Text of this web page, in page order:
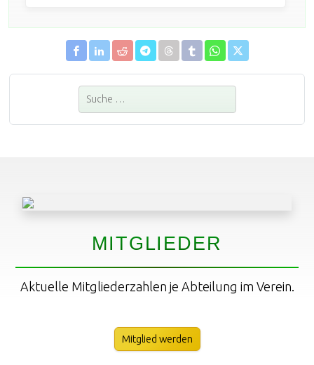
Suchen
MITGLIEDER
Aktuelle Mitgliederzahlen je Abteilung im Verein.
Mitglied werden